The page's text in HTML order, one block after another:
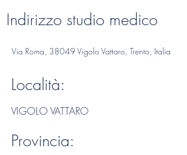
Indirizzo studio medico
Via Roma, 38049 Vigolo Vattaro, Trento, Italia
Località:
VIGOLO VATTARO
Provincia: